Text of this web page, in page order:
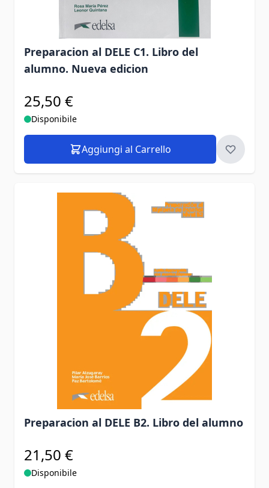
Preparacion al DELE C1. Libro del
alumno. Nueva edicion
25,50 €
Disponibile
Aggiungi al Carrello
Preparacion al DELE B2. Libro del alumno
21,50 €
Disponibile